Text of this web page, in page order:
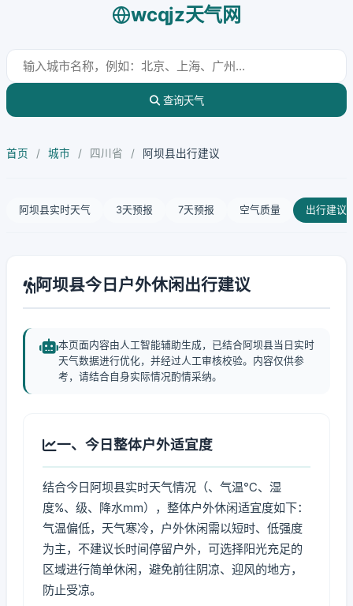
wcqjz天气网
查询天气
首页 / 城市 / 四川省 / 阿坝县出行建议
阿坝县实时天气 3天预报 7天预报 空气质量 出行建议
阿坝县今日户外休闲出行建议
本页面内容由人工智能辅助生成，已结合阿坝县当日实时
天气数据进行优化，并经过人工审核校验。内容仅供参
考，请结合自身实际情况酌情采纳。
一、今日整体户外适宜度
结合今日阿坝县实时天气情况（、气温℃、湿
度%、级、降水mm），整体户外休闲适宜度如下：
气温偏低，天气寒冷，户外休闲需以短时、低强度
为主，不建议长时间停留户外，可选择阳光充足的
区域进行简单休闲，避免前往阴凉、迎风的地方，
防止受凉。